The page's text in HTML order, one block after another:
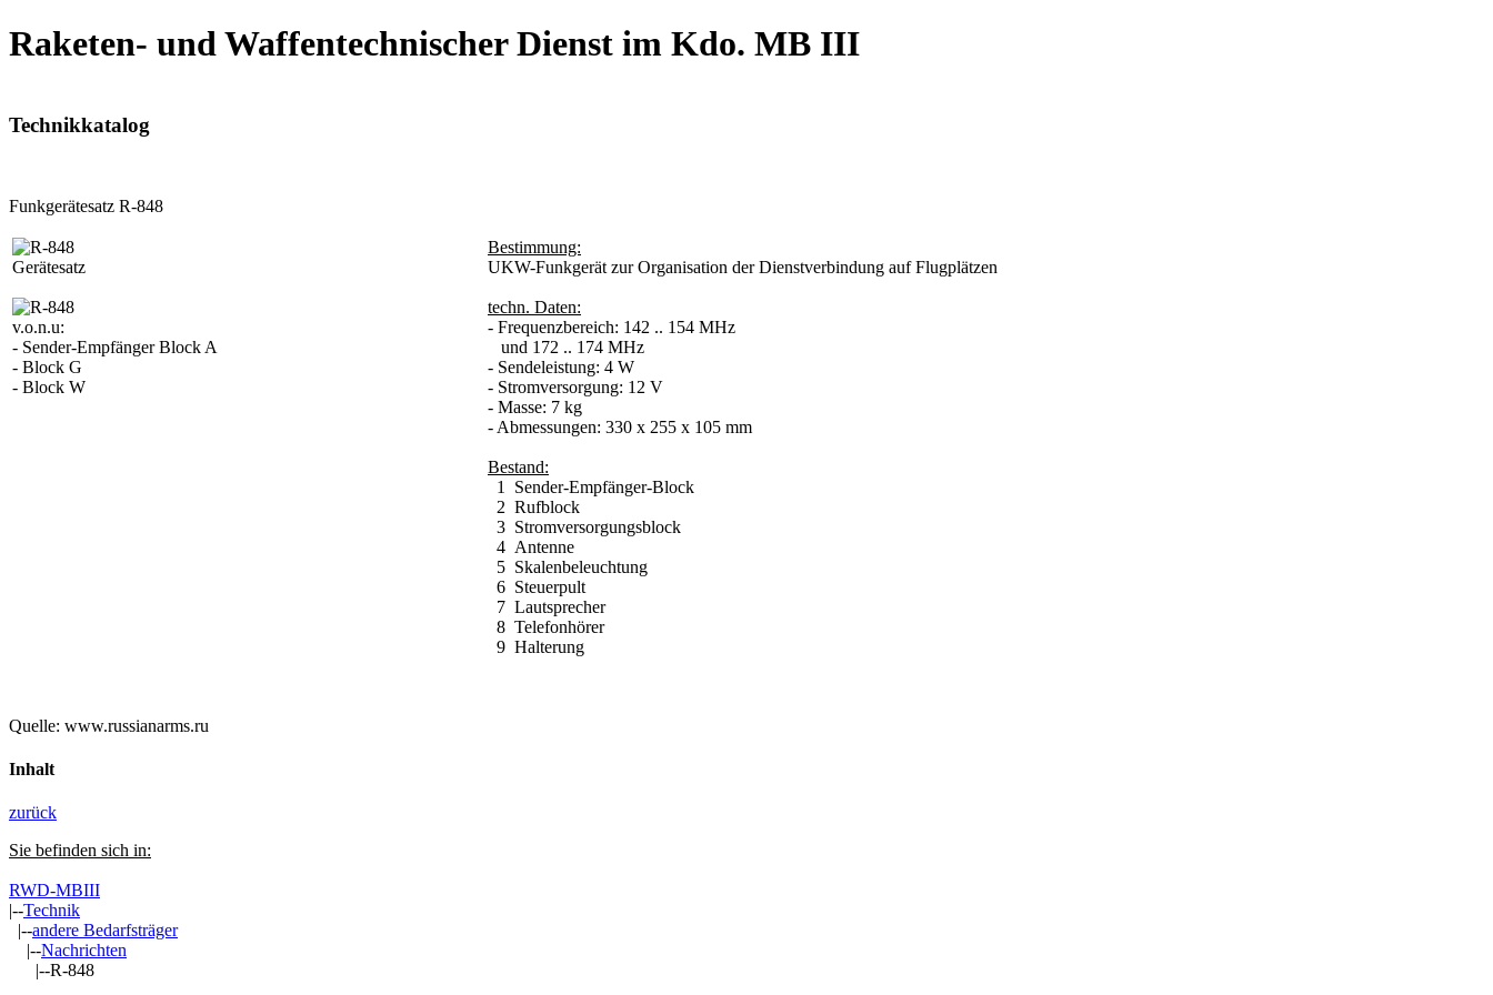
Raketen- und Waffentechnischer Dienst im Kdo. MB III
Technikkatalog
Funkgerätesatz R-848
Gerätesatz
v.o.n.u:
- Sender-Empfänger Block A
- Block G
- Block W
Bestimmung:
UKW-Funkgerät zur Organisation der Dienstverbindung auf Flugplätzen
techn. Daten:
- Frequenzbereich: 142 .. 154 MHz
und 172 .. 174 MHz
- Sendeleistung: 4 W
- Stromversorgung: 12 V
- Masse: 7 kg
- Abmessungen: 330 x 255 x 105 mm
Bestand:
1 Sender-Empfänger-Block
2 Rufblock
3 Stromversorgungsblock
4 Antenne
5 Skalenbeleuchtung
6 Steuerpult
7 Lautsprecher
8 Telefonhörer
9 Halterung
Quelle: www.russianarms.ru
Inhalt
zurück
Sie befinden sich in:
RWD-MBIII
|--Technik
|--andere Bedarfsträger
|--Nachrichten
|--R-848